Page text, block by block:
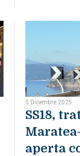
5 Dicembre 2025
SS18,
aperta